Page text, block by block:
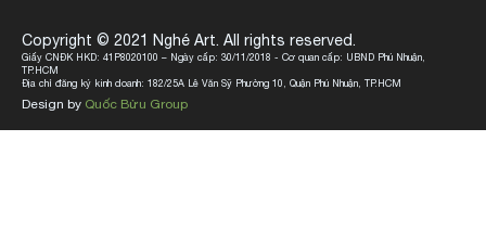
Copyright © 2021 Nghé Art. All rights reserved.
Giấy CNĐK HKD: 41P8020100 – Ngày cấp: 30/11/2018 - Cơ quan cấp: UBND Phú Nhuận,
TP.HCM
Địa chỉ đăng ký kinh doanh: 182/25A Lê Văn Sỹ Phường 10, Quận Phú Nhuận, TP.HCM
Design by Quốc Bửu Group